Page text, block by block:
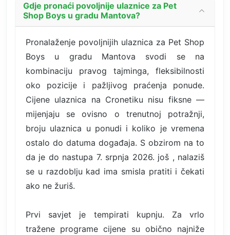
Gdje pronaći povoljnije ulaznice za Pet
Shop Boys u gradu Mantova?
Pronalaženje povoljnijih ulaznica za Pet Shop
Boys u gradu Mantova svodi se na
kombinaciju pravog tajminga, fleksibilnosti
oko pozicije i pažljivog praćenja ponude.
Cijene ulaznica na Cronetiku nisu fiksne —
mijenjaju se ovisno o trenutnoj potražnji,
broju ulaznica u ponudi i koliko je vremena
ostalo do datuma događaja. S obzirom na to
da je do nastupa 7. srpnja 2026. još , nalaziš
se u razdoblju kad ima smisla pratiti i čekati
ako ne žuriš.
Prvi savjet je tempirati kupnju. Za vrlo
tražene programe cijene su obično najniže